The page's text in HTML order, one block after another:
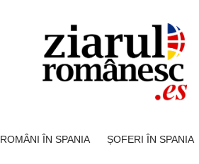
ROMÂNI ÎN SPANIA ȘOFERI ÎN SPANIA